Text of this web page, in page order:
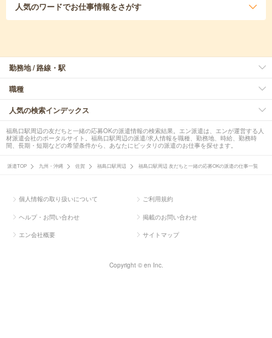
人気のワードでお仕事情報をさがす
勤務地 / 路線・駅
職種
人気の検索インデックス
福島口駅周辺の友だちと一緒の応募OKの派遣情報の検索結果。エン派遣は、エンが運営する人
材派遣会社のポータルサイト。福島口駅周辺の派遣/求人情報を職種、勤務地、時給、勤務時
間、長期・短期などの希望条件から、あなたにピッタリの派遣のお仕事を探せます。
派遣TOP 九州・沖縄 佐賀 福島口駅周辺 福島口駅周辺 友だちと一緒の応募OKの派遣の仕事一覧
個人情報の取り扱いについて ご利用規約
ヘルプ・お問い合わせ 掲載のお問い合わせ
エン会社概要 サイトマップ
Copyright © en Inc.